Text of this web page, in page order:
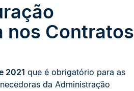
nos Contratos
2021 que é obrigatório para as
da Administração